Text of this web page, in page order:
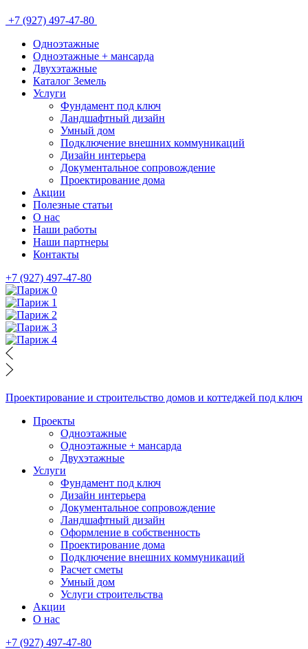
+7 (927) 497-47-80
Одноэтажные
Одноэтажные + мансарда
Двухэтажные
Каталог Земель
Услуги
Фундамент под ключ
Ландшафтный дизайн
Умный дом
Подключение внешних коммуникаций
Дизайн интерьера
Документальное сопровождение
Проектирование дома
Акции
Полезные статьи
О нас
Наши работы
Наши партнеры
Контакты
+7 (927) 497-47-80
Проектирование и строительство домов и коттеджей под ключ
Проекты
Одноэтажные
Одноэтажные + мансарда
Двухэтажные
Услуги
Фундамент под ключ
Дизайн интерьера
Документальное сопровождение
Ландшафтный дизайн
Оформление в собственность
Проектирование дома
Подключение внешних коммуникаций
Расчет сметы
Умный дом
Услуги строительства
Акции
О нас
+7 (927) 497-47-80